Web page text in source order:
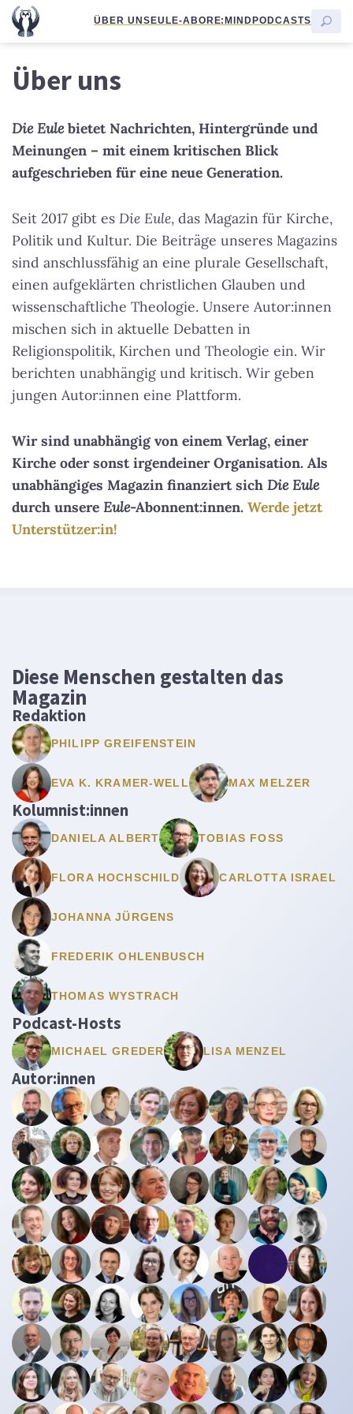
ÜBER UNSEULE-ABORE:MINDPODCASTS
Über uns
Die Eulebietet Nachrichten, Hintergründe und
Meinungen – mit einem kritischen Blick
aufgeschrieben für eine neue Generation.
Seit 2017 gibt es Die Eule, das Magazin für Kirche,
Politik und Kultur. Die Beiträge unseres Magazins
sind anschlussfähig an eine plurale Gesellschaft,
einen aufgeklärten christlichen Glauben und
wissenschaftliche Theologie. Unsere Autor:innen
mischen sich in aktuelle Debatten in
Religionspolitik, Kirchen und Theologie ein. Wir
berichten unabhängig und kritisch. Wir geben
jungen Autor:innen eine Plattform.
Wir sind unabhängig von einem Verlag, einer
Kirche oder sonst irgendeiner Organisation. Als
unabhängiges Magazin finanziert sich Die Eule
durch unsere Eule-Abonnent:innen. Werde jetzt
Unterstützer:in!
Diese Menschen gestalten das
Magazin
Redaktion
PHILIPP GREIFENSTEIN
EVA K. KRAMER-WELL MAX MELZER
Kolumnist:innen
DANIELA ALBERT TOBIAS FOSS
FLORA HOCHSCHILD CARLOTTA ISRAEL
JOHANNA JÜRGENS
FREDERIK OHLENBUSCH
THOMAS WYSTRACH
Podcast-Hosts
MICHAEL GREDER LISA MENZEL
Autor:innen